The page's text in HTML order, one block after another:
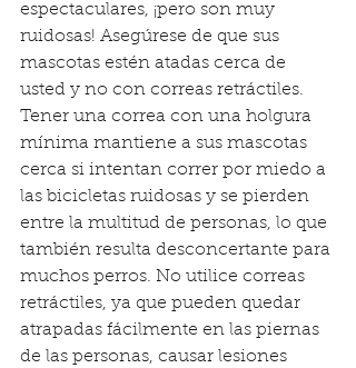
espectaculares, ¡pero son muy
ruidosas! Asegúrese de que sus
mascotas estén atadas cerca de
usted y no con correas retráctiles.
Tener una correa con una holgura
mínima mantiene a sus mascotas
cerca si intentan correr por miedo a
las bicicletas ruidosas y se pierden
entre la multitud de personas, lo que
también resulta desconcertante para
muchos perros. No utilice correas
retráctiles, ya que pueden quedar
atrapadas fácilmente en las piernas
de las personas, causar lesiones